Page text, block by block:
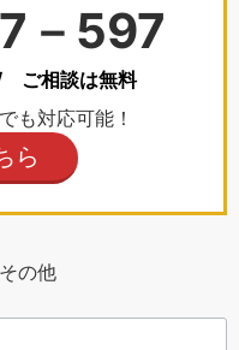
－597
ご相談は無料
も対応可能！
ら
その他